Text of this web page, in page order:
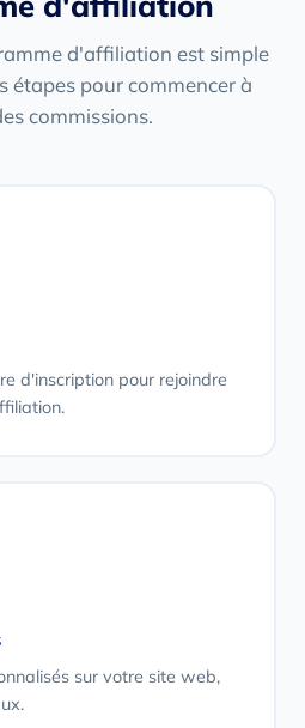
d'affiliation est simple
étapes pour commencer à
commissions.
d'inscription pour rejoindre
sur votre site web,